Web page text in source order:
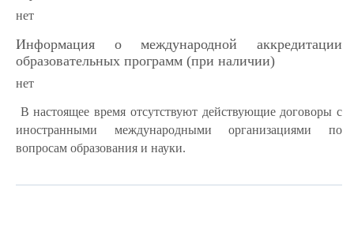
нет
Информация о международной аккредитации
образовательных программ (при наличии)
нет
В настоящее время отсутствуют действующие договоры с
иностранными международными организациями по
вопросам образования и науки.